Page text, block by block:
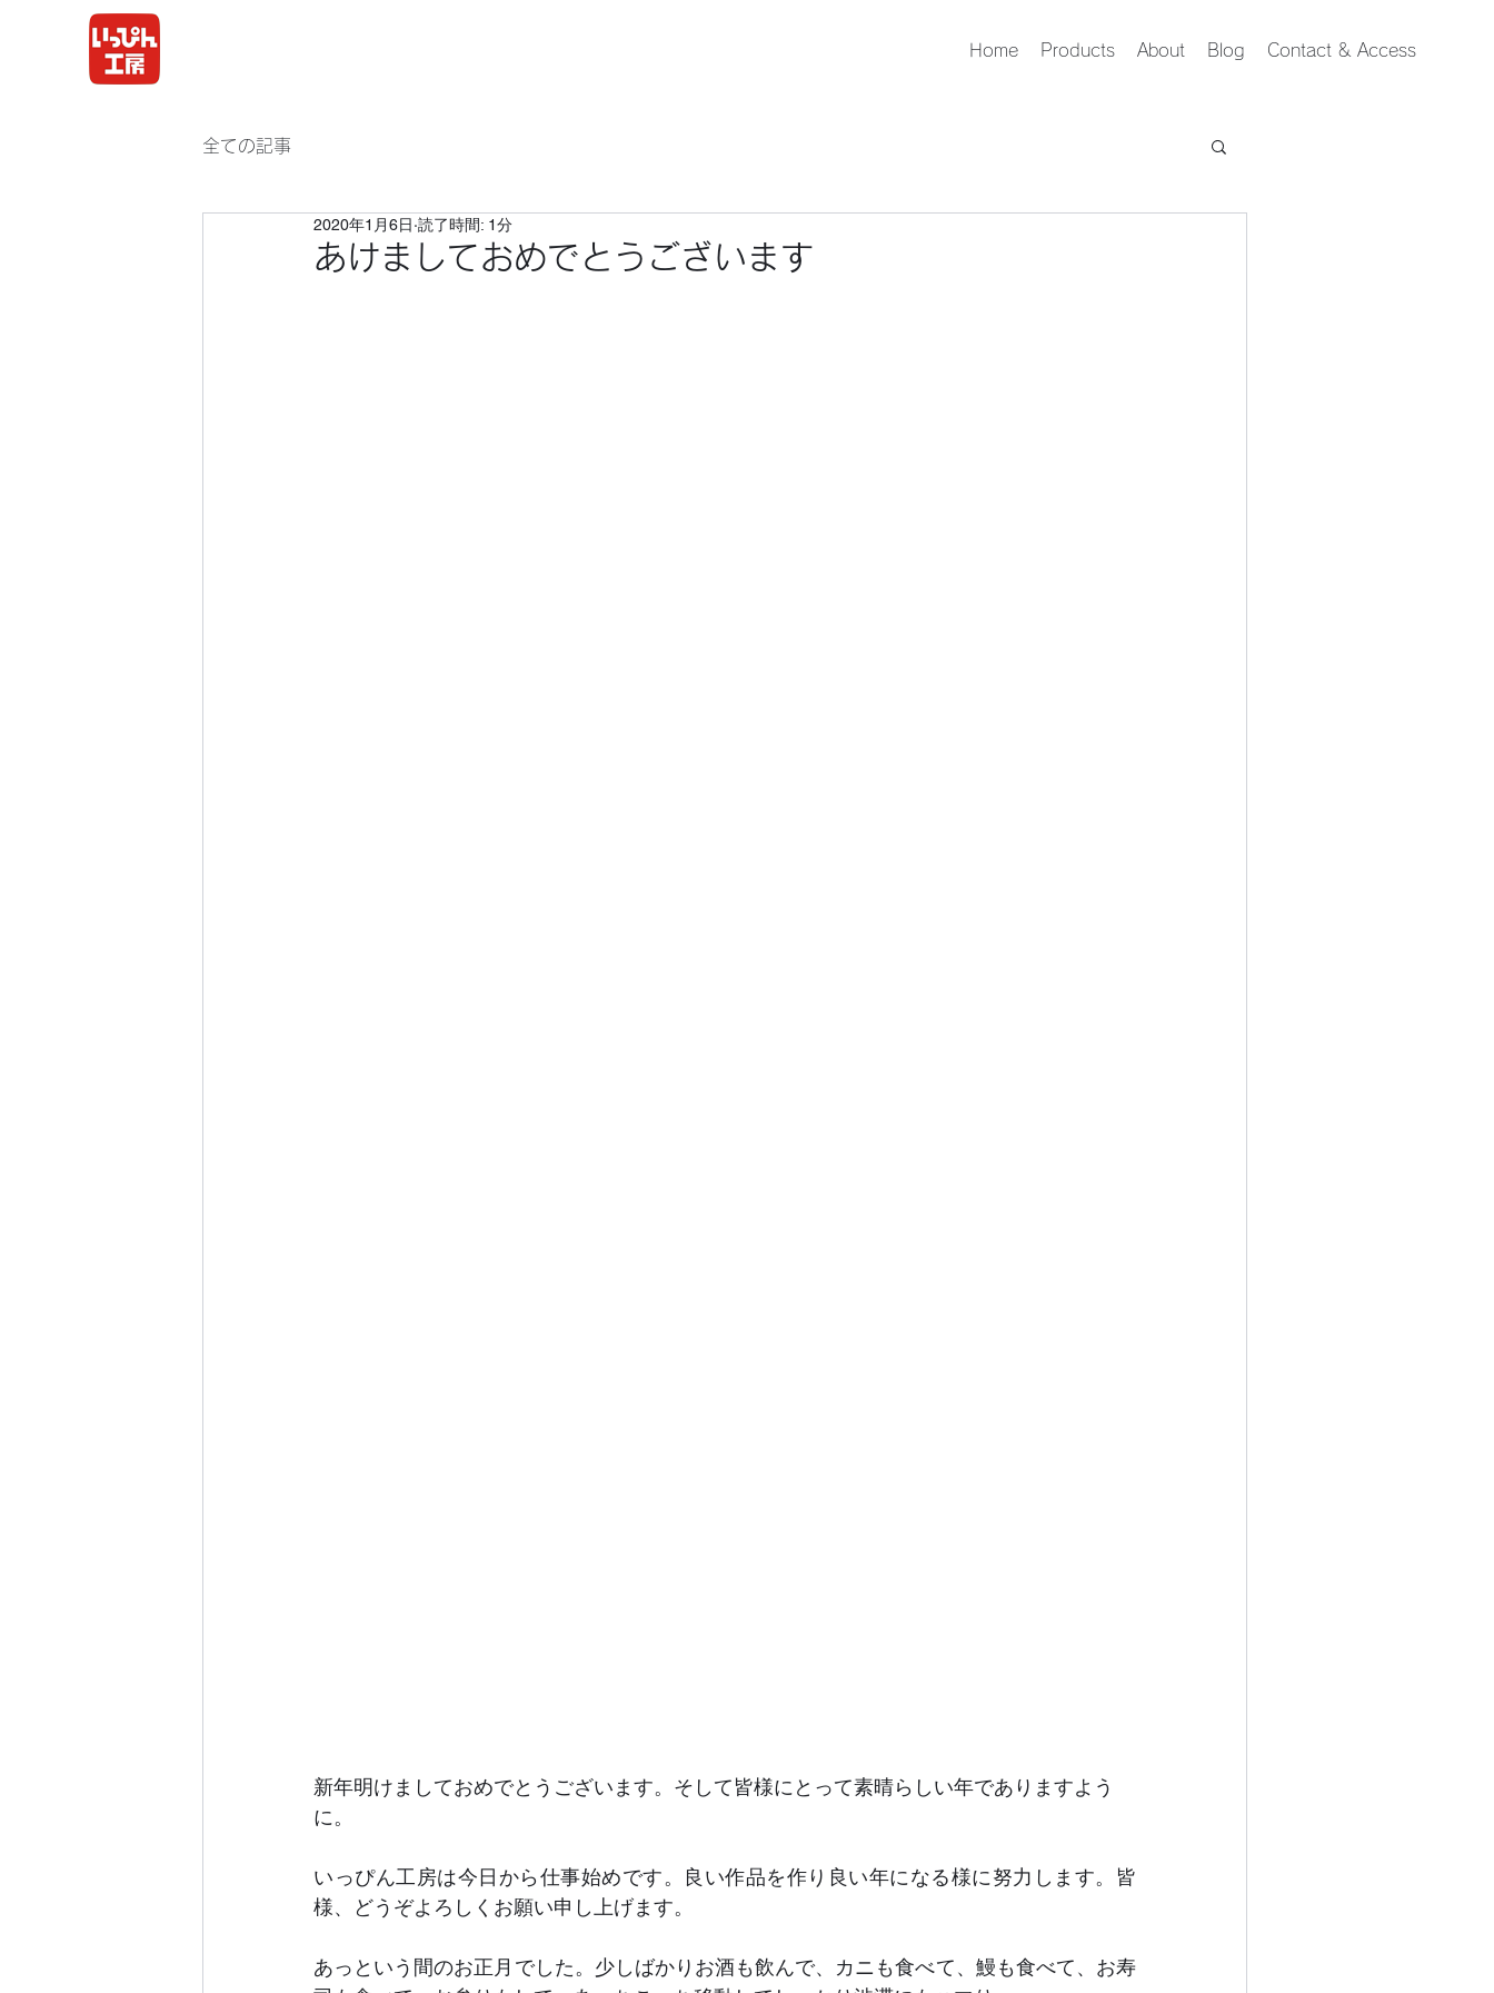
Home Products About Blog Contact & Access
全ての記事
あけましておめでとうございます
2020年1月6日 読了時間: 1分
新年明けましておめでとうございます。そして皆様にとって素晴らしい年でありますよう
に。
いっぴん工房は今日から仕事始めです。良い作品を作り良い年になる様に努力します。皆
様、どうぞよろしくお願い申し上げます。
あっという間のお正月でした。少しばかりお酒も飲んで、カニも食べて、鰻も食べて、お寿